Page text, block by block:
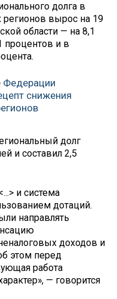
долга в
регионов вырос на 19
области — на 8,1
процентов и в
Федерации
снижения
долг
и составил 2,5
и система
дотаций.
направлять
доходов и
этом перед
работа
— говорится